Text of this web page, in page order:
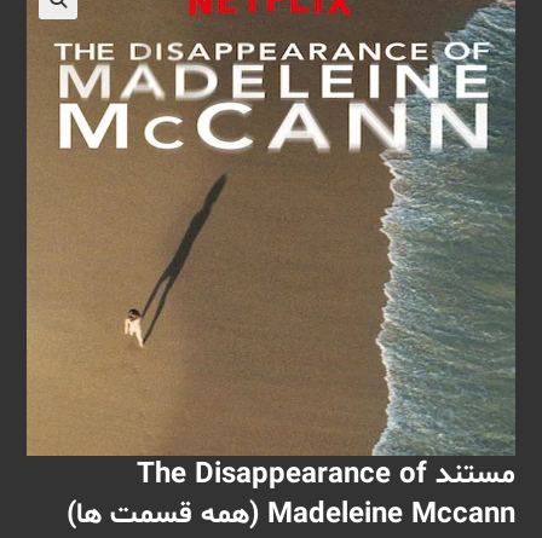
مستند The Disappearance of
Madeleine Mccann (همه قسمت ها)